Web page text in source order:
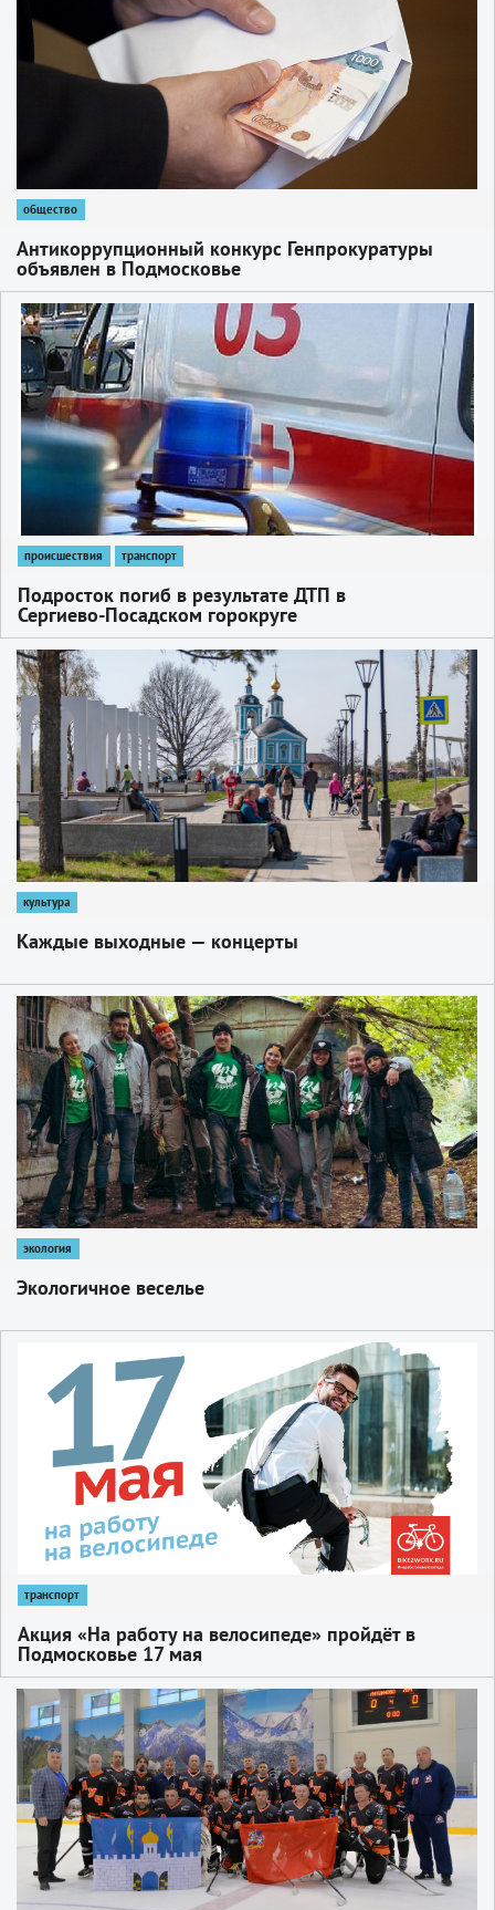
общество
Антикоррупционный конкурс Генпрокуратуры
объявлен в Подмосковье
1
происшествия транспорт
Подросток погиб в результате ДТП в
Сергиево‑Посадском горокруге
1
культура
Каждые выходные — концерты
1
экология
Экологичное веселье
транспорт
Акция «На работу на велосипеде» пройдёт в
Подмосковье 17 мая
1